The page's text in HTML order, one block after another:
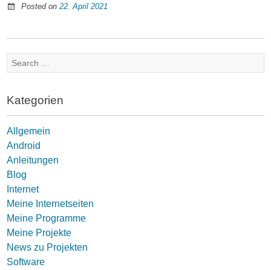
Posted on22. April 2021
Search
for:
Kategorien
Allgemein
Android
Anleitungen
Blog
Internet
Meine Internetseiten
Meine Programme
Meine Projekte
News zu Projekten
Software